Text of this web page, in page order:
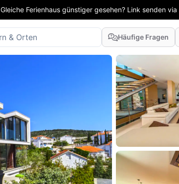
Gleiche Ferienhaus günstiger gesehen? Link senden
Häufige Fragen